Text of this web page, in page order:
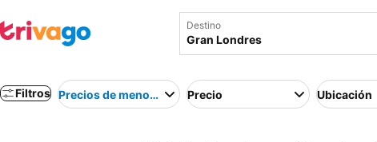
Destino
Filtros Precios de menor a mayorPrecio Ubicación